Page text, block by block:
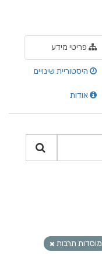
פריטי מידע
היסטוריית שינויים
אודות
מוסדות תרבות